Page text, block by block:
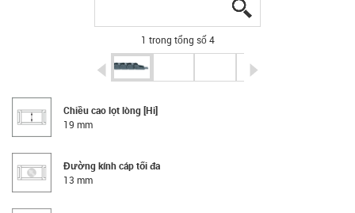
1 trong tổng số 4
igus-icon-arrow-left
Chiều cao lọt lòng [Hi]
19 mm
Đường kính cáp tối đa
13 mm